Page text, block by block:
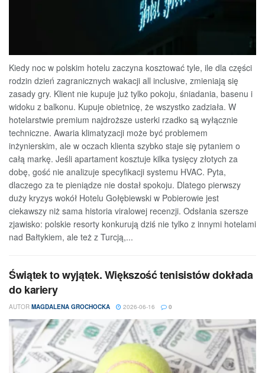
Kiedy noc w polskim hotelu zaczyna kosztować tyle, ile dla części
rodzin dzień zagranicznych wakacji all inclusive, zmieniają się
zasady gry. Klient nie kupuje już tylko pokoju, śniadania, basenu i
widoku z balkonu. Kupuje obietnicę, że wszystko zadziała. W
hotelarstwie premium najdroższe usterki rzadko są wyłącznie
techniczne. Awaria klimatyzacji może być problemem
inżynierskim, ale w oczach klienta szybko staje się pytaniem o
całą markę. Jeśli apartament kosztuje kilka tysięcy złotych za
dobę, gość nie analizuje specyfikacji systemu HVAC. Pyta,
dlaczego za te pieniądze nie dostał spokoju. Dlatego pierwszy
duży kryzys wokół Hotelu Gołębiewski w Pobierowie jest
ciekawszy niż sama historia viralowej recenzji. Odsłania szersze
zjawisko: polskie resorty konkurują dziś nie tylko z innymi hotelami
nad Bałtykiem, ale też z Turcją,...
Świątek to wyjątek. Większość tenisistów dokłada
do kariery
AUTOR MAGDALENA GROCHOCKA 2026-06-16 0